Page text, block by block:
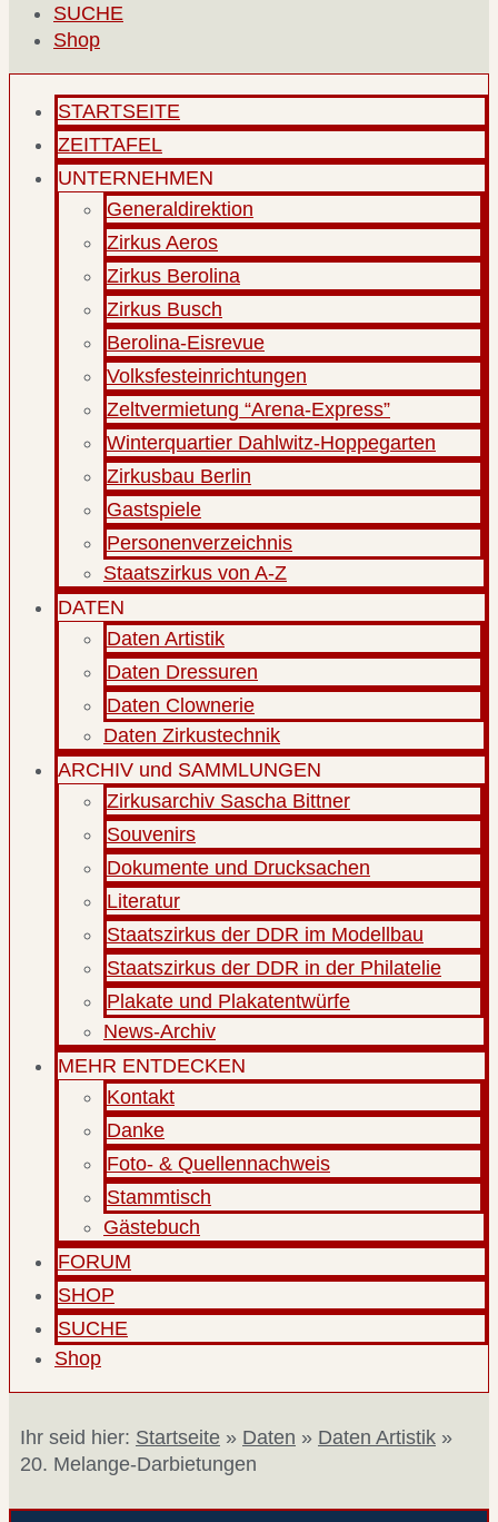
SUCHE
Shop
STARTSEITE
ZEITTAFEL
UNTERNEHMEN
Generaldirektion
Zirkus Aeros
Zirkus Berolina
Zirkus Busch
Berolina-Eisrevue
Volksfesteinrichtungen
Zeltvermietung “Arena-Express”
Winterquartier Dahlwitz-Hoppegarten
Zirkusbau Berlin
Gastspiele
Personenverzeichnis
Staatszirkus von A-Z
DATEN
Daten Artistik
Daten Dressuren
Daten Clownerie
Daten Zirkustechnik
ARCHIV und SAMMLUNGEN
Zirkusarchiv Sascha Bittner
Souvenirs
Dokumente und Drucksachen
Literatur
Staatszirkus der DDR im Modellbau
Staatszirkus der DDR in der Philatelie
Plakate und Plakatentwürfe
News-Archiv
MEHR ENTDECKEN
Kontakt
Danke
Foto- & Quellennachweis
Stammtisch
Gästebuch
FORUM
SHOP
SUCHE
Shop
Ihr seid hier: Startseite » Daten » Daten Artistik »
20. Melange-Darbietungen